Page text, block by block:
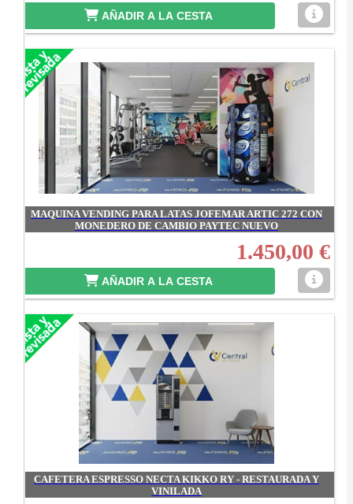
AÑADIR A LA CESTA
MAQUINA VENDING PARA LATAS JOFEMAR ARTIC 272 CON
MONEDERO DE CAMBIO PAYTEC NUEVO
1.450,00 €
AÑADIR A LA CESTA
CAFETERA ESPRESSO NECTA KIKKO RY - RESTAURADA Y
VINILADA